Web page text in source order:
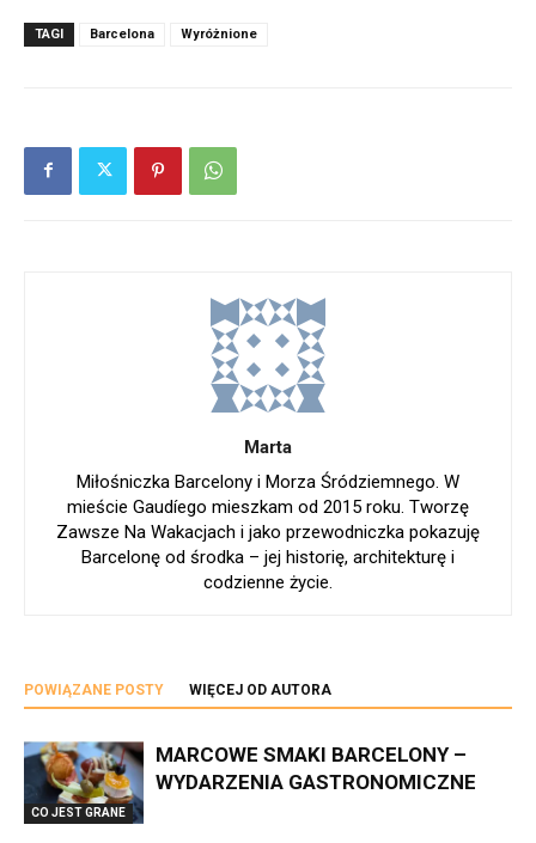
TAGI Barcelona Wyróżnione
Marta
Miłośniczka Barcelony i Morza Śródziemnego. W
mieście Gaudíego mieszkam od 2015 roku. Tworzę
Zawsze Na Wakacjach i jako przewodniczka pokazuję
Barcelonę od środka – jej historię, architekturę i
codzienne życie.
POWIĄZANE POSTY WIĘCEJ OD AUTORA
CO JEST GRANE
MARCOWE SMAKI BARCELONY –
WYDARZENIA GASTRONOMICZNE